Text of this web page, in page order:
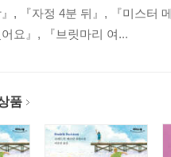
』, 『자정 4분 뒤』, 『미스터
요』, 『브릿마리 여...
품